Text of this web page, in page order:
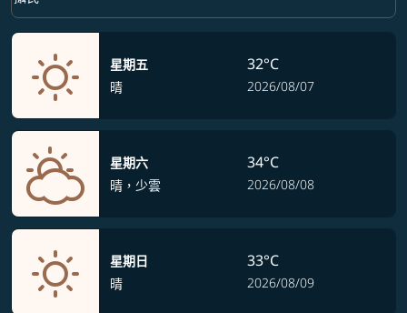
星期五
晴
32°C
2026/08/07
星期六
晴，少雲
34°C
2026/08/08
星期日
晴
33°C
2026/08/09